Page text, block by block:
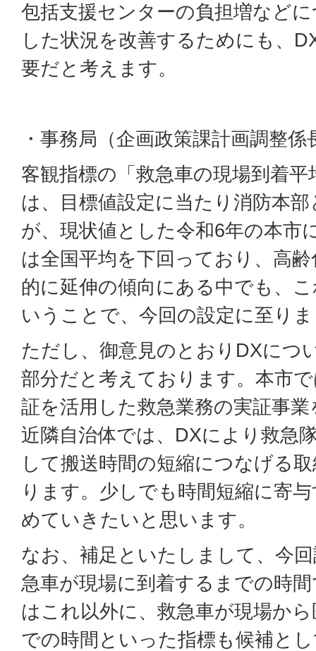
包括支援センターの負担増など
した状況を改善するためにも、
要だと考えます。
・事務局（企画政策課計画調整係
客観指標の「救急車の現場到着
は、目標値設定に当たり消防本
が、現状値とした令和6年の本市
は全国平均を下回っており、高
的に延伸の傾向にある中でも、
いうことで、今回の設定に至り
ただし、御意見のとおりDXにつ
部分だと考えております。本市
証を活用した救急業務の実証事
近隣自治体では、DXにより救急
して搬送時間の短縮につなげる
ります。少しでも時間短縮に寄
めていきたいと思います。
なお、補足といたしまして、今
急車が現場に到着するまでの時
はこれ以外に、救急車が現場か
での時間といった指標も候補と